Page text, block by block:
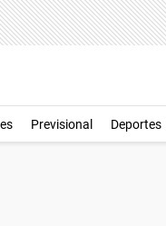
Previsional Deportes